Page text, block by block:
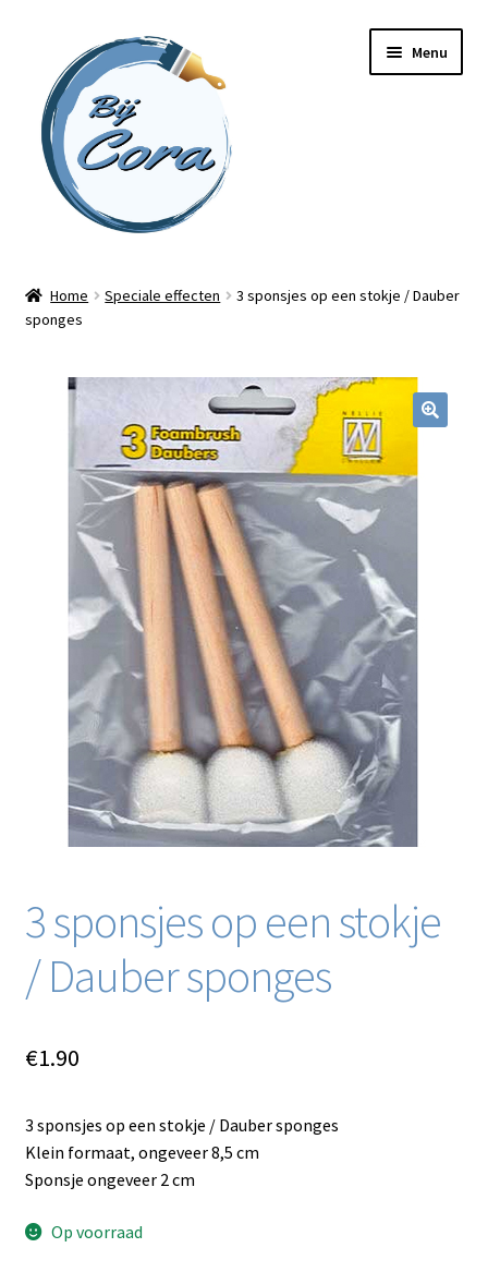
naar
navigatie
inhoud
Menu
Workshops
Online cursussen
Blog / DIY / Tutorials
Over mij
Contact
Home Speciale effecten
3 sponsjes op een stokje / Dauber
sponges
3 sponsjes op een stokje
/ Dauber sponges
€1.90
3 sponsjes op een stokje / Dauber sponges
Klein formaat, ongeveer 8,5 cm
Sponsje ongeveer 2 cm
Op voorraad